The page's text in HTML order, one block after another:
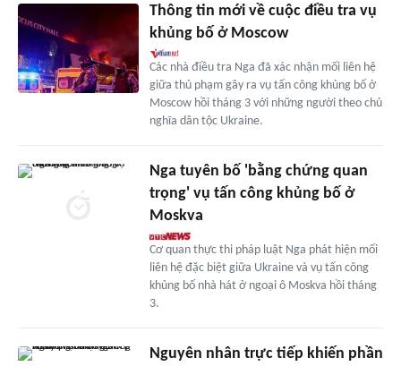
Thông tin mới về cuộc điều tra vụ
khủng bố ở Moscow
Các nhà điều tra Nga đã xác nhận mối liên hệ
giữa thủ phạm gây ra vụ tấn công khủng bố ở
Moscow hồi tháng 3 với những người theo chủ
nghĩa dân tộc Ukraine.
Nga tuyên bố 'bằng chứng quan
trọng' vụ tấn công khủng bố ở
Moskva
Cơ quan thực thi pháp luật Nga phát hiện mối
liên hệ đặc biệt giữa Ukraine và vụ tấn công
khủng bố nhà hát ở ngoại ô Moskva hồi tháng
3.
Nguyên nhân trực tiếp khiến phần